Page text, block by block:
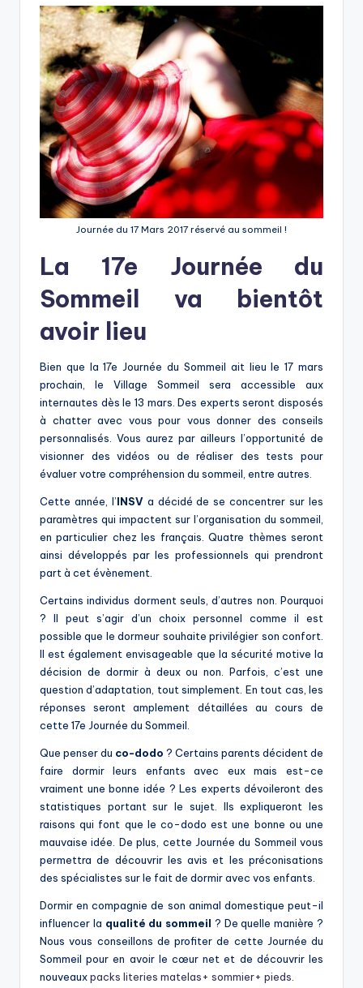
Journée du 17 Mars 2017 réservé au sommeil !
La 17e Journée du
Sommeil va bientôt
avoir lieu
Bien que la 17e Journée du Sommeil ait lieu le 17 mars
prochain, le Village Sommeil sera accessible aux
internautes dès le 13 mars. Des experts seront disposés
à chatter avec vous pour vous donner des conseils
personnalisés. Vous aurez par ailleurs l’opportunité de
visionner des vidéos ou de réaliser des tests pour
évaluer votre compréhension du sommeil, entre autres.
Cette année, l’INSVa décidé de se concentrer sur les
paramètres qui impactent sur l’organisation du sommeil,
en particulier chez les français. Quatre thèmes seront
ainsi développés par les professionnels qui prendront
part à cet évènement.
Certains individus dorment seuls, d’autres non. Pourquoi
? Il peut s’agir d’un choix personnel comme il est
possible que le dormeur souhaite privilégier son confort.
Il est également envisageable que la sécurité motive la
décision de dormir à deux ou non. Parfois, c’est une
question d’adaptation, tout simplement. En tout cas, les
réponses seront amplement détaillées au cours de
cette 17e Journée du Sommeil.
Que penser du co-dodo ? Certains parents décident de
faire dormir leurs enfants avec eux mais est-ce
vraiment une bonne idée ? Les experts dévoileront des
statistiques portant sur le sujet. Ils expliqueront les
raisons qui font que le co-dodo est une bonne ou une
mauvaise idée. De plus, cette Journée du Sommeil vous
permettra de découvrir les avis et les préconisations
des spécialistes sur le fait de dormir avec vos enfants.
Dormir en compagnie de son animal domestique peut-il
influencer la qualité du sommeil ? De quelle manière ?
Nous vous conseillons de profiter de cette Journée du
Sommeil pour en avoir le cœur net et de découvrir les
nouveauxpacks literies matelas+ sommier+ pieds